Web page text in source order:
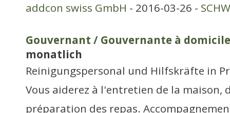
addcon swiss GmbH - 2016-03-26 -
Gouvernant / Gouvernante à domicile
monatlich
Reinigungspersonal und Hilfskräfte in
Vous aiderez à l'entretien de la maison,
préparation des repas.